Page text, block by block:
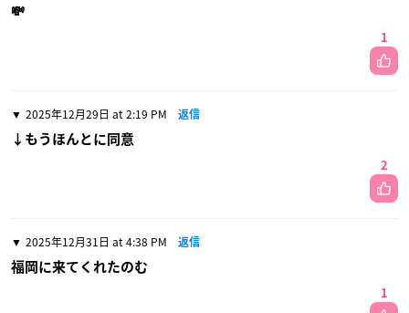
💸
1
2025年12月29日 at 2:19 PM 返信
↓もうほんとに同意
2
2025年12月31日 at 4:38 PM 返信
福岡に来てくれたのむ
1